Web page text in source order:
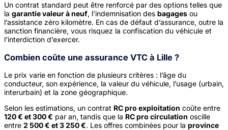
Un contrat standard peut être renforcé par des options telles que
la garantie valeur à neuf, l’indemnisation des bagages ou
l’assistance zéro kilomètre. En cas de défaut d’assurance, outre la
sanction financière, vous risquez la confiscation du véhicule et
l’interdiction d’exercer.
Combien coûte une assurance VTC à Lille ?
Le prix varie en fonction de plusieurs critères : l’âge du
conducteur, son expérience, la valeur du véhicule, l’usage (urbain,
interurbain) et la zone géographique.
Selon les estimations, un contrat RC pro exploitation coûte entre
120 € et 300 € par an, tandis que la RC pro circulation oscille
entre 2 500 € et 3 250 €. Les offres combinées pour la province